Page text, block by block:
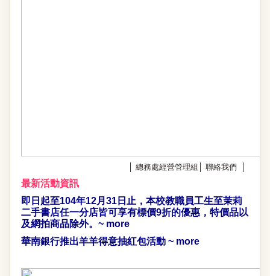
總務處經營管理組 聯絡我們
最新活動資訊
即日起至104年12月31日止， 本校教職員工生至茉莉
二手書店任一分店皆可享有標價9折的優惠，特價品以
及網拍商品除外。~ more
華南銀行推出羊羊得意抽紅包活動 ~ more